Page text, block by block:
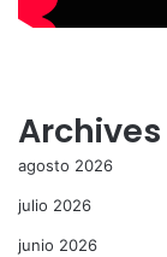
Archives
agosto 2026
julio 2026
junio 2026